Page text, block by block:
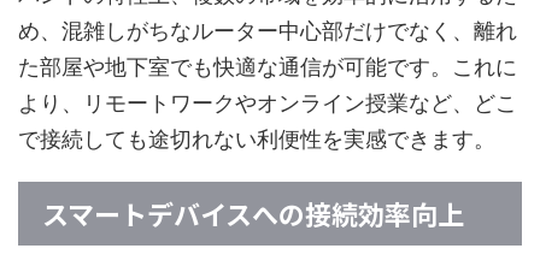
め、混雑しがちなルーター中心部だけでなく、離れ
た部屋や地下室でも快適な通信が可能です。これに
より、リモートワークやオンライン授業など、どこ
で接続しても途切れない利便性を実感できます。
スマートデバイスへの接続効率向上